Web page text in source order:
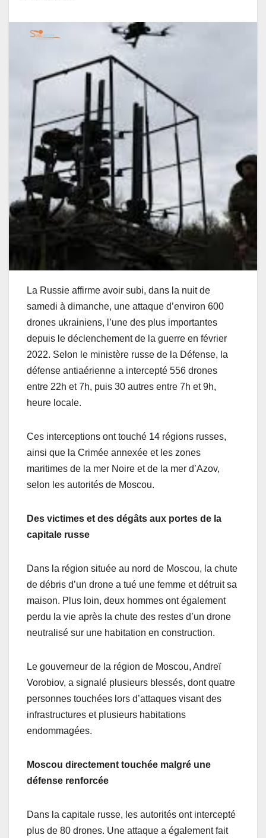
La Russie affirme avoir subi, dans la nuit de
samedi à dimanche, une attaque d’environ 600
drones ukrainiens, l’une des plus importantes
depuis le déclenchement de la guerre en février
2022. Selon le ministère russe de la Défense, la
défense antiaérienne a intercepté 556 drones
entre 22h et 7h, puis 30 autres entre 7h et 9h,
heure locale.
Ces interceptions ont touché 14 régions russes,
ainsi que la Crimée annexée et les zones
maritimes de la mer Noire et de la mer d’Azov,
selon les autorités de Moscou.
Des victimes et des dégâts aux portes de la
capitale russe
Dans la région située au nord de Moscou, la chute
de débris d’un drone a tué une femme et détruit sa
maison. Plus loin, deux hommes ont également
perdu la vie après la chute des restes d’un drone
neutralisé sur une habitation en construction.
Le gouverneur de la région de Moscou, Andreï
Vorobiov, a signalé plusieurs blessés, dont quatre
personnes touchées lors d’attaques visant des
infrastructures et plusieurs habitations
endommagées.
Moscou directement touchée malgré une
défense renforcée
Dans la capitale russe, les autorités ont intercepté
plus de 80 drones. Une attaque a également fait